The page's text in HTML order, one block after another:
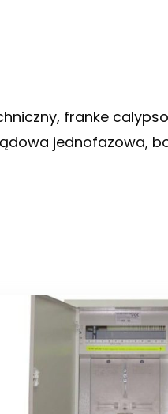
franke
jednofazowa,